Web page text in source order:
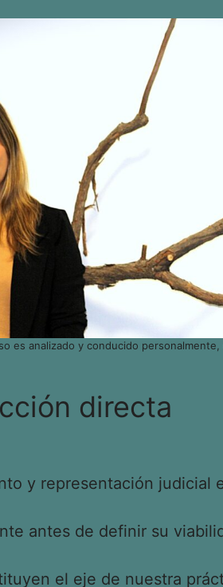
es analizado y conducido
directa
y representación judicial
antes de definir su
el eje de nuestra